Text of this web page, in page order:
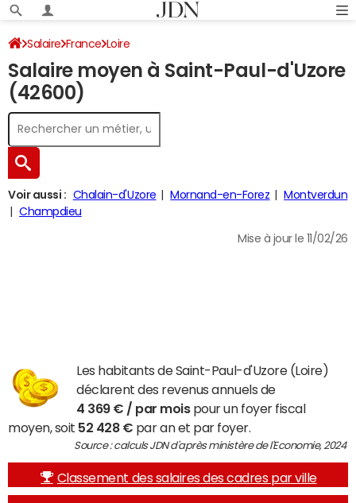
Salaire France Loire
Salaire moyen à Saint-Paul-d'Uzore
(42600)
Voir aussi : Chalain-d'Uzore Mornand-en-Forez
Montverdun
Champdieu
Mise à jour le 11/02/26
Les habitants de Saint-Paul-d'Uzore (Loire)
déclarent des revenus annuels de
4 369 € / par moispour un foyer fiscal
moyen, soit 52 428 € par an et par foyer.
Source : calculs JDN d'après ministère de l'Economie, 2024
Classement des salaires des cadres par ville